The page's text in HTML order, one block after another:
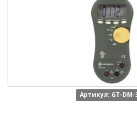
Артикул: GT-DM-